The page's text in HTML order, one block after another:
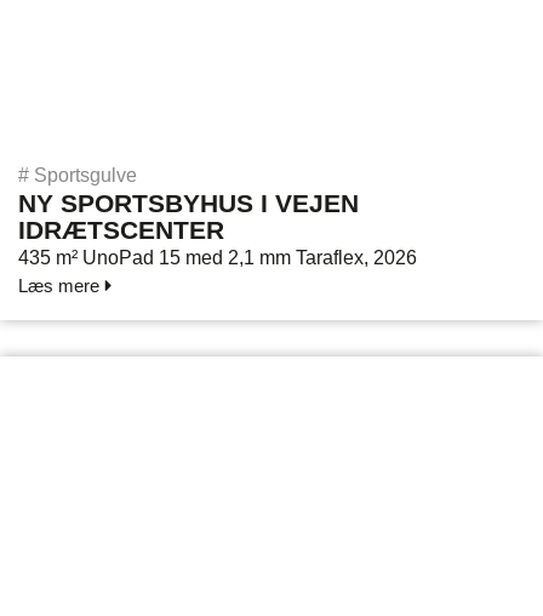
# Sportsgulve
NY SPORTSBYHUS I VEJEN
IDRÆTSCENTER
435 m² UnoPad 15 med 2,1 mm Taraflex, 2026
Læs mere